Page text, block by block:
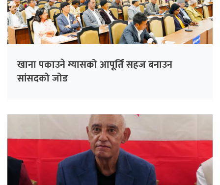
खाना पकाउने ग्यासको आपूर्ति सहज बनाउन
सांसदको जोड